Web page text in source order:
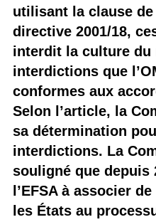
utilisant la clause
directive 2001/18,
interdit la culture du
interdictions que
conformes aux
Selon l’article, la
sa détermination
interdictions. La
souligné que depuis
l’EFSA à associer
les États au